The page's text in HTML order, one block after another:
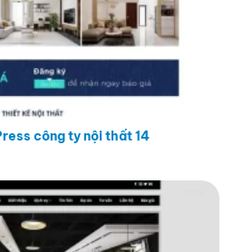
công ty nội thất 14